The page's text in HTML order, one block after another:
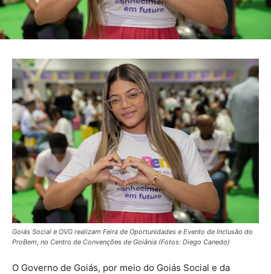
Goiás Social e OVG realizam Feira de Oportunidades e Evento de Inclusão do
ProBem, no Centro de Convenções de Goiânia (Fotos: Diego Canedo)
O Governo de Goiás, por meio do Goiás Social e da